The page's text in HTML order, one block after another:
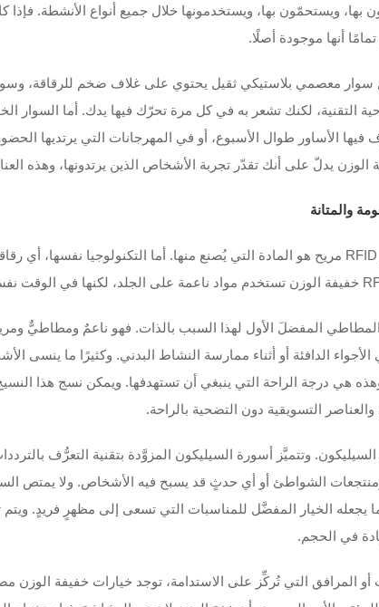
بها، ويستحمّون بها، ويستخدمونها خلال جميع أنواع الأنشطة.
أنها موجودة أصلًا.
سوار معصمي بلاستيكي ثقيل يحتوي على غلاف ضخم للرقاقة،
التقنية، لكنك تشعر به في كل مرة تحرّك فيها يدك. أما
فيها الأساور طوال الأسبوع، أو في المهرجانات التي يرتديها
والمتانة
المفضلَ الأول لهذا السبب بالذات. فهو ناعمٌ ومطاطيٌّ
الأجواء الدافئة أو أثناء ممارسة النشاط البدني. وكثيرًا ما
هي درجة الراحة التي ينبغي أن تستهدفها. ويمكن نسج هذا
والعناصر التسويقية دون التضحية بالراحة.
الشواطئ أو أي حدثٍ قد يسبح فيه الأشخاص. ولا يمتص
الخيار المفضَّل للمناسبات التي تسعى إلى مظهرٍ فريدٍ. ويتم
أو المرافق التي تُركِّز على الاستدامة، توجد خيارات خفيفة الوزن